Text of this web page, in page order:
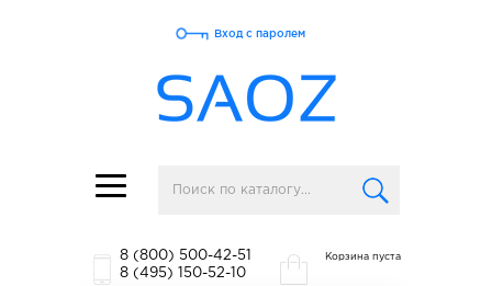
Toggle
navigation
Вход с паролем
8 (800) 500-42-51
8 (495) 150-52-10
Корзина пуста